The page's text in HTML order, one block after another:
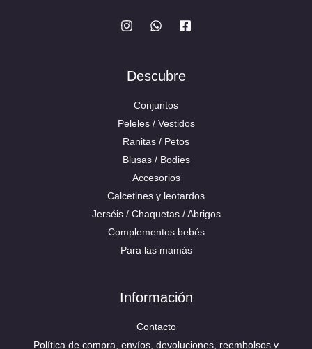
Descubre
Conjuntos
Peleles / Vestidos
Ranitas / Petos
Blusas / Bodies
Accesorios
Calcetines y leotardos
Jerséis / Chaquetas / Abrigos
Complementos bebés
Para las mamás
Información
Contacto
Política de compra, envíos, devoluciones, reembolsos y